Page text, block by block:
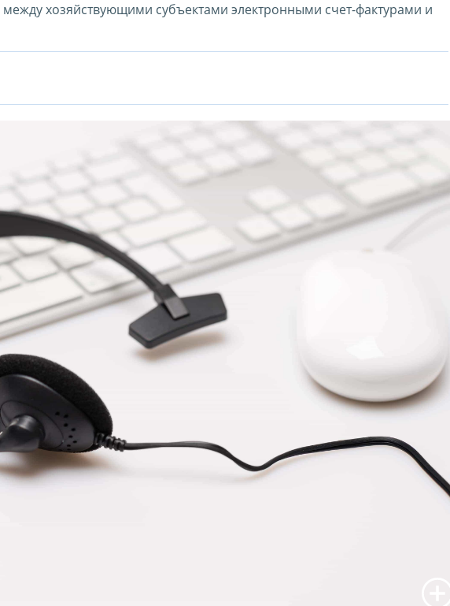
между хозяйствующими субъектами электронными счет-фактурами и